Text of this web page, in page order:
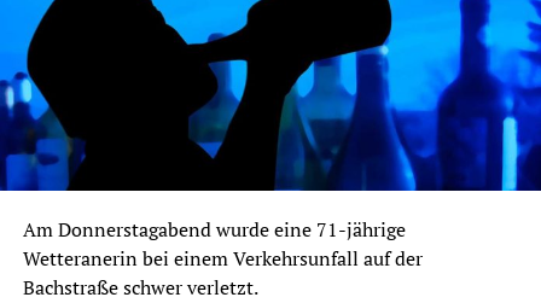
Am Donnerstagabend wurde eine 71-jährige
Wetteranerin bei einem Verkehrsunfall auf der
Bachstraße schwer verletzt.